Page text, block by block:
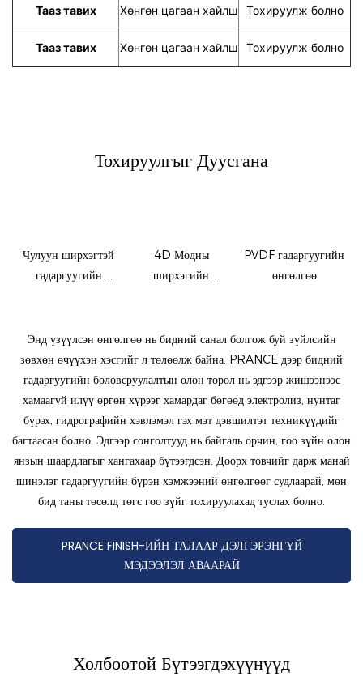
Тааз тавих Хөнгөн цагаан хайлш Тохируулж болно
Тааз тавих Хөнгөн цагаан хайлш Тохируулж болно
Тохируулгыг Дуусгана
Чулуун ширхэгтэй
гадаргуугийн
4D Модны
ширхэгийн
PVDF гадаргуугийн
өнгөлгөө
Энд үзүүлсэн өнгөлгөө нь бидний санал болгож буй зүйлсийн
зөвхөн өчүүхэн хэсгийг л төлөөлж байна. PRANCE дээр бидний
гадаргуугийн боловсруулалтын олон төрөл нь эдгээр жишээнээс
хамаагүй илүү өргөн хүрээг хамардаг бөгөөд электролиз, нунтаг
бүрэх, гидрографийн хэвлэмэл гэх мэт дэвшилтэт техникүүдийг
багтаасан болно. Эдгээр сонголтууд нь байгаль орчин, гоо зүйн олон
янзын шаардлагыг хангахаар бүтээгдсэн. Доорх товчийг дарж манай
шинэлэг гадаргуугийн бүрэн хэмжээний өнгөлгөөг судлаарай, мөн
бид таны төсөлд төгс гоо зүйг тохируулахад туслах болно.
PRANCE FINISH-ИЙН ТАЛААР ДЭЛГЭРЭНГҮЙ
МЭДЭЭЛЭЛ АВААРАЙ
Холбоотой Бүтээгдэхүүнүүд